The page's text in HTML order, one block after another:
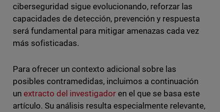
ciberseguridad sigue evolucionando, reforzar las
capacidades de detección, prevención y respuesta
será fundamental para mitigar amenazas cada vez
más sofisticadas.
Para ofrecer un contexto adicional sobre las
posibles contramedidas, incluimos a continuación
un extracto del investigadoren el que se basa este
artículo. Su análisis resulta especialmente relevante,